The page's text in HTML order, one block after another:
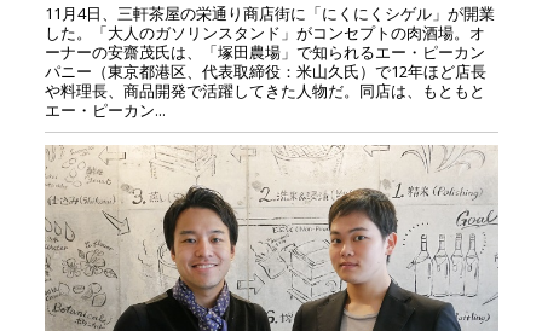
11月4日、三軒茶屋の栄通り商店街に「にくにくシゲル」が開業
した。「大人のガソリンスタンド」がコンセプトの肉酒場。オ
ーナーの安齋茂氏は、「塚田農場」で知られるエー・ピーカン
パニー（東京都港区、代表取締役：米山久氏）で12年ほど店長
や料理長、商品開発で活躍してきた人物だ。同店は、もともと
エー・ピーカン...